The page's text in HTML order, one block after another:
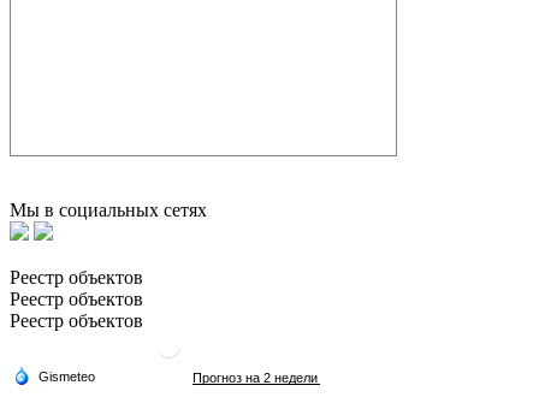
Мы в социальных сетях
Реестр объектов
Реестр объектов
Реестр объектов